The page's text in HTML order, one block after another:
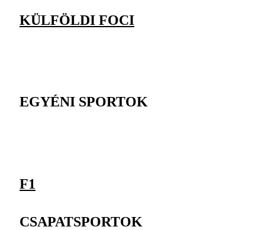
KÜLFÖLDI FOCI
EGYÉNI SPORTOK
F1
CSAPATSPORTOK